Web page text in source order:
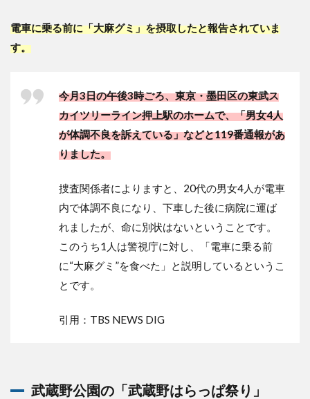
電車に乗る前に「大麻グミ」を摂取したと報告されていま
す。
今月3日の午後3時ごろ、東京・墨田区の東武ス
カイツリーライン押上駅のホームで、「男女4人
が体調不良を訴えている」などと119番通報があ
りました。
捜査関係者によりますと、20代の男女4人が電車
内で体調不良になり、下車した後に病院に運ば
れましたが、命に別状はないということです。
このうち1人は警視庁に対し、「電車に乗る前
に“大麻グミ”を食べた」と説明しているというこ
とです。
引用：TBS NEWS DIG
武蔵野公園の「武蔵野はらっぱ祭り」